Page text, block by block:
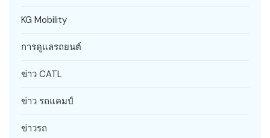
KG Mobility
การดูแลรถยนต์
ข่าว CATL
ข่าว รถแคมป์
ข่าวรถ